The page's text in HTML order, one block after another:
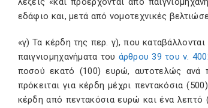
εδάφιο και, μετά από νομοτεχνικές
«γ) Τα κέρδη της περ. γ), που
παιγνιομηχανήματα του άρθρου 39 του ν.
ποσού εκατό (100) ευρώ, αυτοτελώς ανά
πρόκειται για κέρδη μέχρι πεντακόσια
κέρδη από πεντακόσια ευρώ και ένα λεπτό